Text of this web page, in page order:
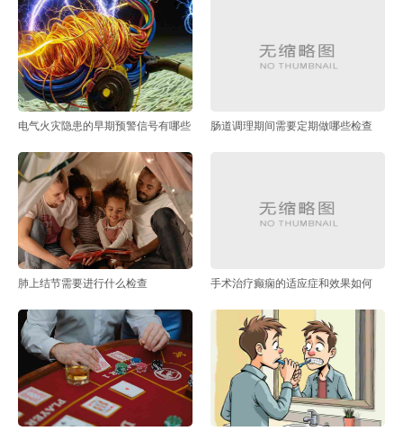
电气火灾隐患的早期预警信号有哪些 肠道调理期间需要定期做哪些检查
肺上结节需要进行什么检查 手术治疗癫痫的适应症和效果如何